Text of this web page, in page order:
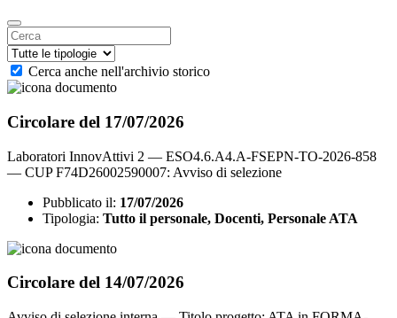
Cerca anche nell'archivio storico
Circolare del 17/07/2026
Laboratori InnovAttivi 2 — ESO4.6.A4.A-FSEPN-TO-2026-858
— CUP F74D26002590007: Avviso di selezione
Pubblicato il: 17/07/2026
Tipologia: Tutto il personale, Docenti, Personale ATA
Circolare del 14/07/2026